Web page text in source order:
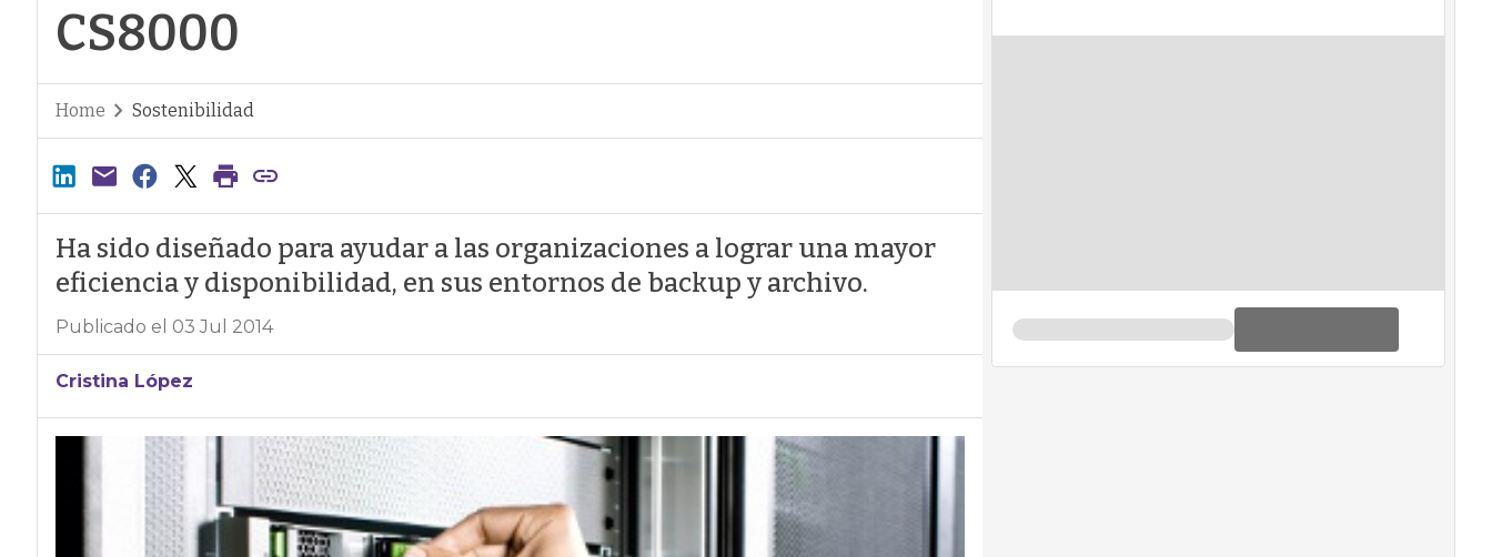
CS8000
Home Sostenibilidad
Ha sido diseñado para ayudar a las organizaciones a lograr una mayor
eficiencia y disponibilidad, en sus entornos de backup y archivo.
Publicado el 03 Jul 2014
Cristina López